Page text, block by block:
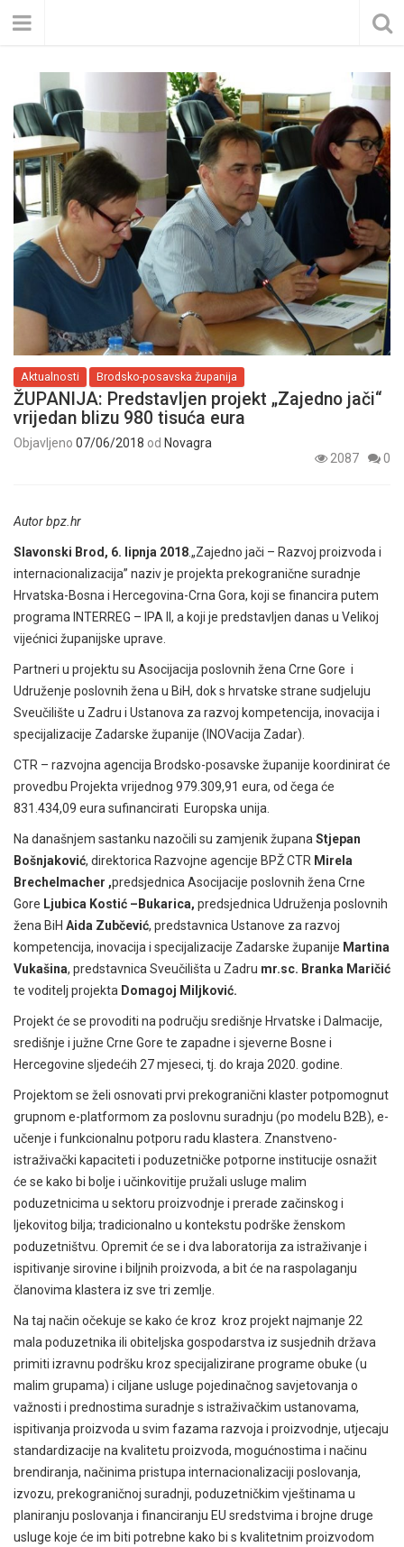
Aktualnosti Brodsko-posavska županija
ŽUPANIJA: Predstavljen projekt „Zajedno jači“
vrijedan blizu 980 tisuća eura
Objavljeno 07/06/2018 od Novagra
2087
0
Autor bpz.hr
Slavonski Brod, 6. lipnja 2018.„Zajedno jači – Razvoj proizvoda i
internacionalizacija” naziv je projekta prekogranične suradnje
Hrvatska-Bosna i Hercegovina-Crna Gora, koji se financira putem
programa INTERREG – IPA II, a koji je predstavljen danas u Velikoj
vijećnici županijske uprave.
Partneri u projektu su Asocijacija poslovnih žena Crne Gore i
Udruženje poslovnih žena u BiH, dok s hrvatske strane sudjeluju
Sveučilište u Zadru i Ustanova za razvoj kompetencija, inovacija i
specijalizacije Zadarske županije (INOVacija Zadar).
CTR – razvojna agencija Brodsko-posavske županije koordinirat će
provedbu Projekta vrijednog 979.309,91 eura, od čega će
831.434,09 eura sufinancirati Europska unija.
Na današnjem sastanku nazočili su zamjenik župana Stjepan
Bošnjaković, direktorica Razvojne agencije BPŽ CTR Mirela
Brechelmacher ,predsjednica Asocijacije poslovnih žena Crne
Gore Ljubica Kostić –Bukarica, predsjednica Udruženja poslovnih
žena BiH Aida Zubčević, predstavnica Ustanove za razvoj
kompetencija, inovacija i specijalizacije Zadarske županije Martina
Vukašina, predstavnica Sveučilišta u Zadru mr.sc. Branka Maričić
te voditelj projekta Domagoj Miljković.
Projekt će se provoditi na području središnje Hrvatske i Dalmacije,
središnje i južne Crne Gore te zapadne i sjeverne Bosne i
Hercegovine sljedećih 27 mjeseci, tj. do kraja 2020. godine.
Projektom se želi osnovati prvi prekogranični klaster potpomognut
grupnom e-platformom za poslovnu suradnju (po modelu B2B), e-
učenje i funkcionalnu potporu radu klastera. Znanstveno-
istraživački kapaciteti i poduzetničke potporne institucije osnažit
će se kako bi bolje i učinkovitije pružali usluge malim
poduzetnicima u sektoru proizvodnje i prerade začinskog i
ljekovitog bilja; tradicionalno u kontekstu podrške ženskom
poduzetništvu. Opremit će se i dva laboratorija za istraživanje i
ispitivanje sirovine i biljnih proizvoda, a bit će na raspolaganju
članovima klastera iz sve tri zemlje.
Na taj način očekuje se kako će kroz kroz projekt najmanje 22
mala poduzetnika ili obiteljska gospodarstva iz susjednih država
primiti izravnu podršku kroz specijalizirane programe obuke (u
malim grupama) i ciljane usluge pojedinačnog savjetovanja o
važnosti i prednostima suradnje s istraživačkim ustanovama,
ispitivanja proizvoda u svim fazama razvoja i proizvodnje, utjecaju
standardizacije na kvalitetu proizvoda, mogućnostima i načinu
brendiranja, načinima pristupa internacionalizaciji poslovanja,
izvozu, prekograničnoj suradnji, poduzetničkim vještinama u
planiranju poslovanja i financiranju EU sredstvima i brojne druge
usluge koje će im biti potrebne kako bi s kvalitetnim proizvodom